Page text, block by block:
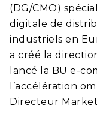
(DG/CMO)
digitale de
industriels en
a créé la
lancé la BU e-
l’accélération
Directeur